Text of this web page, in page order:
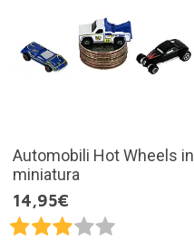
Automobili Hot Wheels in
miniatura
14,95€